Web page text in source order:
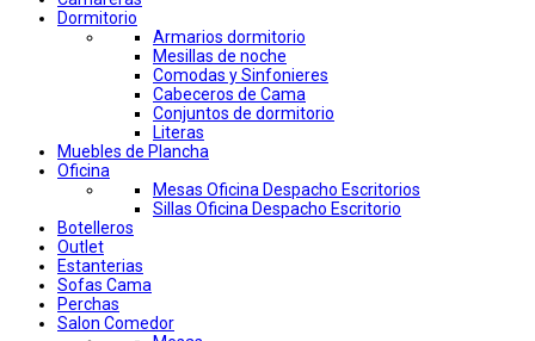
Dormitorio
Armarios dormitorio
Mesillas de noche
Comodas y Sinfonieres
Cabeceros de Cama
Conjuntos de dormitorio
Literas
Muebles de Plancha
Oficina
Mesas Oficina Despacho Escritorios
Sillas Oficina Despacho Escritorio
Botelleros
Outlet
Estanterias
Sofas Cama
Perchas
Salon Comedor